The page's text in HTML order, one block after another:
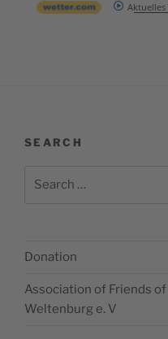
Aktuelles
SEARCH
Donation
Association of Friends
Weltenburg e. V